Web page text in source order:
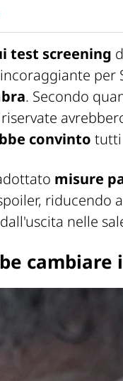
test screening
incoraggiante per
. Secondo
convinto tutti
misure
riducendo
nelle